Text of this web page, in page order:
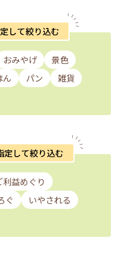
して絞り込む
おみやげ
景色
ん パン
雑貨
定して絞り込む
利益めぐり
ぐ
いやされる